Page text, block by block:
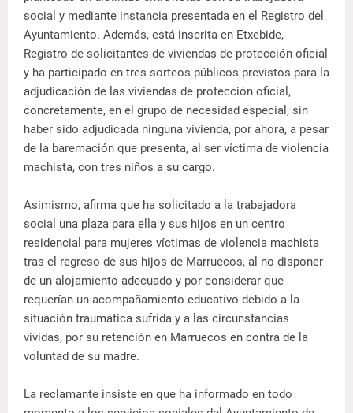
social y mediante instancia presentada en el Registro del
Ayuntamiento. Además, está inscrita en Etxebide,
Registro de solicitantes de viviendas de protección oficial
y ha participado en tres sorteos públicos previstos para la
adjudicación de las viviendas de protección oficial,
concretamente, en el grupo de necesidad especial, sin
haber sido adjudicada ninguna vivienda, por ahora, a pesar
de la baremación que presenta, al ser víctima de violencia
machista, con tres niños a su cargo.
Asimismo, afirma que ha solicitado a la trabajadora
social una plaza para ella y sus hijos en un centro
residencial para mujeres víctimas de violencia machista
tras el regreso de sus hijos de Marruecos, al no disponer
de un alojamiento adecuado y por considerar que
requerían un acompañamiento educativo debido a la
situación traumática sufrida y a las circunstancias
vividas, por su retención en Marruecos en contra de la
voluntad de su madre.
La reclamante insiste en que ha informado en todo